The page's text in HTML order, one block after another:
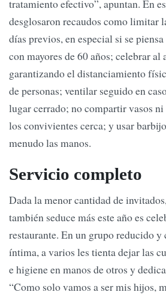
tratamiento efectivo”, apuntan. En
desglosaron recaudos como limitar
días previos, en especial si se
con mayores de 60 años; celebrar al
garantizando el distanciamiento
de personas; ventilar seguido en
lugar cerrado; no compartir vasos
los convivientes cerca; y usar
menudo las manos.
Servicio completo
Dada la menor cantidad de
también seduce más este año es
restaurante. En un grupo reducido y
íntima, a varios les tienta dejar las
e higiene en manos de otros y
“Como solo vamos a ser mis hijos,